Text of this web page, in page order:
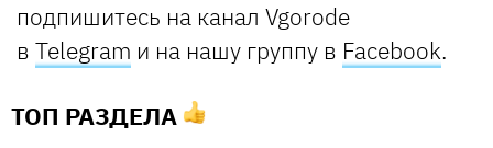
подпишитесь на канал Vgorode
в Telegram и на нашу группу в Facebook.
ТОП РАЗДЕЛА